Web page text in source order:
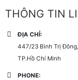
THÔNG TIN
ĐỊA CHỈ:
447/23 Bình Trị
TP.Hồ Chí Minh
PHONE: